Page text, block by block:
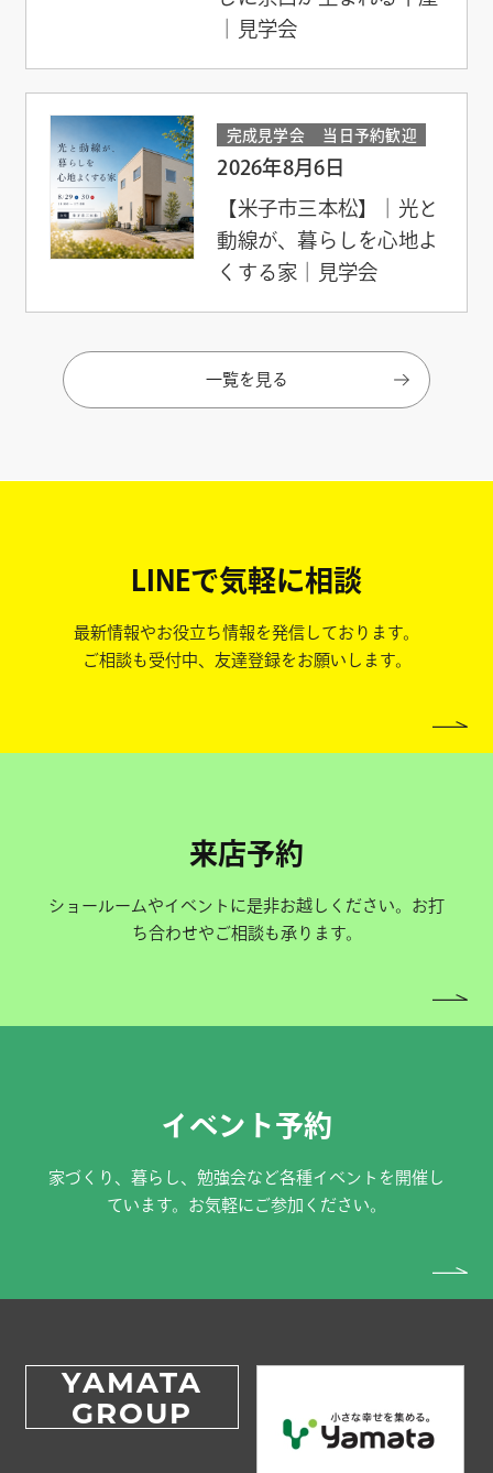
｜見学会
完成見学会 当日予約歓迎
2026年8月6日
【米子市三本松】｜光と
動線が、暮らしを心地よ
くする家｜見学会
一覧を見る
LINEで気軽に相談
最新情報やお役立ち情報を発信しております。
ご相談も受付中、友達登録をお願いします。
来店予約
ショールームやイベントに是非お越しください。お打
ち合わせやご相談も承ります。
イベント予約
家づくり、暮らし、勉強会など各種イベントを開催し
ています。お気軽にご参加ください。
YAMATA
GROUP